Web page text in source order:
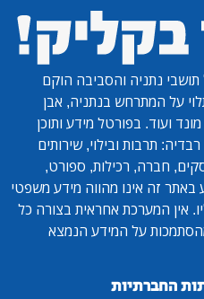
נתניה והסביבה הוקם
על המתרחש בנתניה, אבן
ועוד. בפורטל מידע ותוכן
תרבות ובילוי, שירותים
חברה, רכילות, ספורט,
באתר זה אינו מהווה מידע משפטי
אין המערכת אחראית בצורה כל
על המידע הנמצא
החברתיות